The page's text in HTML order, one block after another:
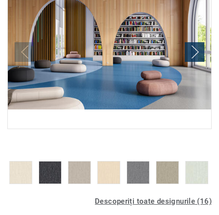
Descoperiți toate designurile (16)